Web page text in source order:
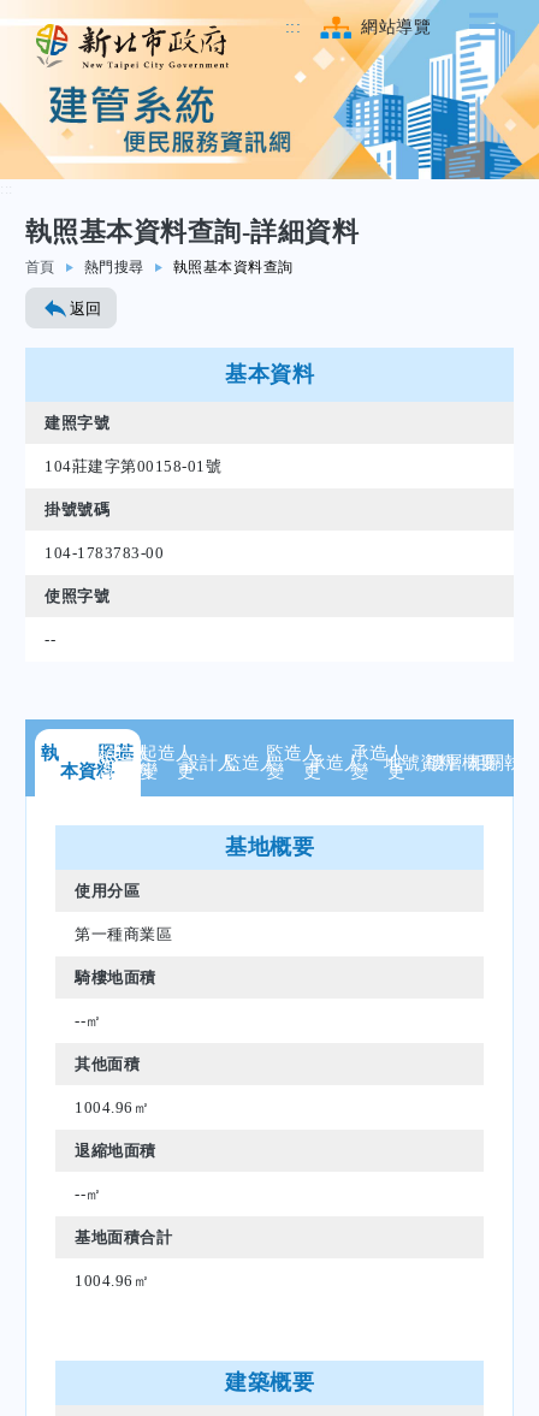
::: 網站導覽
跳至主要內容
執照基本資料查詢-詳細資料
首頁 熱門搜尋 執照基本資料查詢
返回
基本資料
建照字號
104莊建字第00158-01號
掛號號碼
104-1783783-00
使照字號
--
執 照基
本資料
起造人
資 料
起造人
變 更設計人監造人監造人
變 更承造人承造人
變 更
地號資料
樓層概要
相關執
基地概要
使用分區
第一種商業區
騎樓地面積
--㎡
其他面積
1004.96㎡
退縮地面積
--㎡
基地面積合計
1004.96㎡
建築概要